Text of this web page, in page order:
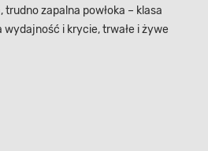
trudno zapalna powłoka – klasa
wydajność i krycie, trwałe i żywe